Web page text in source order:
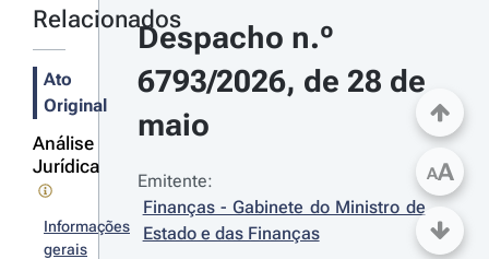
Relacionados
Ato
Original
Análise
Jurídica
Informações
gerais
Despacho n.º
6793/2026, de 28 de
maio
Emitente:
Finanças - Gabinete do Ministro de
Estado e das Finanças
AA